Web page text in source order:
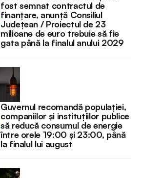
fost semnat contractul de
finanțare, anunță Consiliul
Județean / Proiectul de 23
milioane de euro trebuie să fie
gata până la finalul anului 2029
Guvernul recomandă populației,
companiilor și instituțiilor publice
să reducă consumul de energie
între orele 19:00 și 23:00, până
la finalul lui august